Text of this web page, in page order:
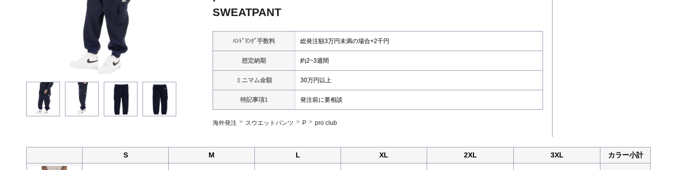
SWEATPANT
ﾊﾝﾄﾞﾘﾝｸﾞ手数料 総発注額3万円未満の場合+2千円
想定納期 約2~3週間
ミニマム金額 30万円以上
特記事項1 発注前に要相談
海外発注 スウエットパンツ P pro club
S M L XL 2XL 3XL カラー小計